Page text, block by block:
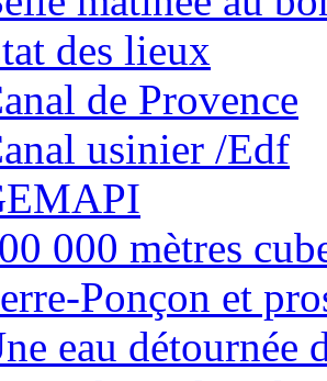
des lieux
de Provence
usinier /Edf
000 mètres
Ponçon et
eau détournée